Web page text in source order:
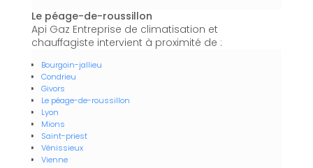
Le péage-de-roussillon
Api Gaz Entreprise de climatisation et
chauffagiste intervient à proximité de :
Bourgoin-jallieu
Condrieu
Givors
Le péage-de-roussillon
Lyon
Mions
Saint-priest
Vénissieux
Vienne